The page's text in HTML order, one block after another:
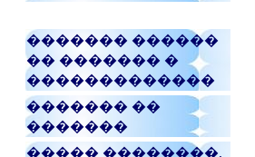
������� ������
�� ������� �
�������������
������� ��
�������
����� ��������,